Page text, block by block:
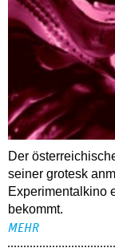
Der
seiner grotesk
Experimentalkino
bekommt.
MEHR